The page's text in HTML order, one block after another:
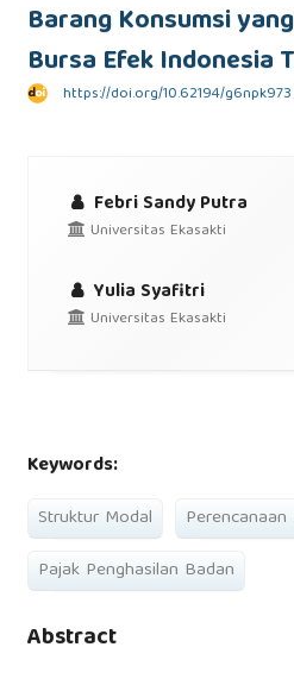
Barang Konsumsi
Bursa Efek Indonesia
https://doi.org/10.62194/g6npk973
Febri Sandy Putra
Universitas Ekasakti
Yulia Syafitri
Universitas Ekasakti
Keywords:
Struktur Modal
Perencanaan
Pajak Penghasilan Badan
Abstract